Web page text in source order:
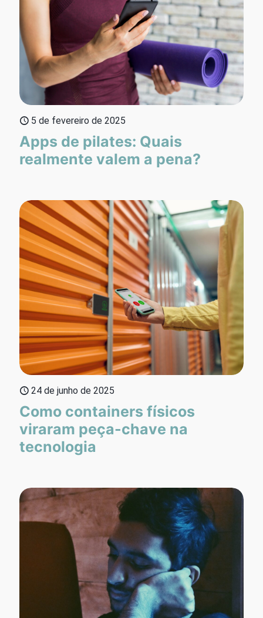
5 de fevereiro de 2025
Apps de pilates: Quais
realmente valem a pena?
24 de junho de 2025
Como containers físicos
viraram peça-chave na
tecnologia